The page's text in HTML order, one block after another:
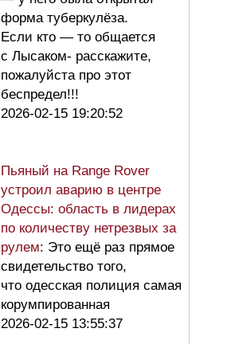
форма туберкулёза.
Если кто — то общается
с Лысаком- расскажите,
пожалуйста про этот
беспредел!!!
2026-02-15 19:20:52
Пьяный на Range Rover
устроил аварию в центре
Одессы: область в лидерах
по количеству нетрезвых за
рулем: Это ещё раз прямое
свидетельство того,
что одесская полиция самая
корумпированная
2026-02-15 13:55:37